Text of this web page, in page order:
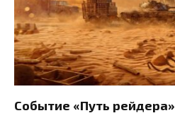
Событие «Путь рейдера»